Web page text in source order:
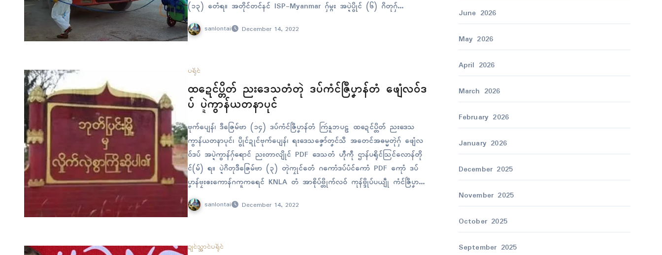
(၁၃) တေံရ။ အတိုၚ်တၚ်နၚ် ISP-Myanmar ဂှ်မ္ဂး အပ္ဍဲပွိုၚ် (၆) ဂိတုဂှ်…
sanlontai December 14, 2022
ပရိုၚ်
ထဍေၚ်ပ္တိတ် ညးဒေသတံတုဲ ဒပ်ကံၚ်ဇြဳပၞာန်တံ ဖျေံလဝ်ဒ
ပ် ပ္ဍဲကွာန်ယတနာပုၚ်
ဗုက်ပျေန်၊ ဒဳဇြေမ်ဗာ (၁၄) ဒပ်ကံၚ်ဇြဳပၞာန်တံ ကြဴနူဘပဠ ထဍေၚ်ပ္တိတ် ညးဒေသ
ကွာန်ယတနာပုၚ်၊ ပွိုၚ်ဍုၚ်ဗုက်ပျေန်၊ ရးဒေသဇၞော်တၞၚ်သဳ အတေၚ်အဓမ္မတုဲဂှ် ဖျေံလ
ဝ်ဒပ် အပ္ဍဲကွာန်ဂှ်ရောၚ် ညးတာလျိုၚ် PDF ဒေသတံ ဟီုကဵု ဌာန်ပရိုၚ်သြၚ်လောန်တို
ၚ်(မ်) ရ။ ပ္ဍဲဂိတုဒဳဇြေမ်ဗာ (၃) တုဲကၠုၚ်တေံ ဂကောံဒပ်ပံၚ်ကောံ PDF ကေုာံ ဒပ်
ပၞာန်ဗၠးၜးကောန်ဂကူကရေၚ် KNLA တံ အာစိုပ်ဗ္တိုက်လဝ် ကုန်ဗ္ဒိုပ်ပယျဵု ကံၚ်ဇြဳပၞာ
န်…
sanlontai December 14, 2022
ဍုၚ်သ္အာၚ်ပရိုၚ်
June 2026
May 2026
April 2026
March 2026
February 2026
January 2026
December 2025
November 2025
October 2025
September 2025